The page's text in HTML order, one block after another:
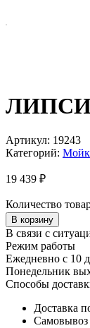
ЛИПСИ
Артикул: 19243
Категорий:
19 439 ₽
Количество
В корзину
В связи с
Режим работы
Ежедневно с 10
Понедельник
Способы
Доставка
Самовывоз